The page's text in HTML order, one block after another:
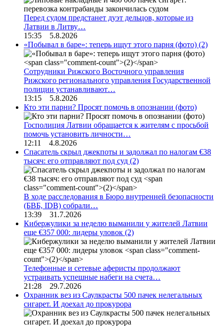
Перед судом предстанет дуэт дельцов, которые из
Латвии в Литву…
15:35 5.8.2026
«Побывал в баре»: теперь ищут этого парня (фото) (2)
Сотрудники Рижского Восточного управления
Рижского регионального управления Государственной
полиции устанавливают…
13:15 5.8.2026
Кто эти парни? Просят помочь в опознании (фото)
Госполиция Латвии обращается к жителям с просьбой
помочь установить личности…
12:11 4.8.2026
Спасатель скрыл джекпоты и задолжал по налогам €38
тысяч: его отправляют под суд (2)
В ходе расследования в Бюро внутренней безопасности
(БВБ, IDB) собрали…
13:39 31.7.2026
Кибержулики за неделю выманили у жителей Латвии
еще €357 000: лидеры уловок (2)
Телефонные и сетевые аферисты продолжают
устраивать успешные набеги на счета…
21:28 29.7.2026
Охранник вез из Саулкрасты 500 пачек нелегальных
сигарет. И доехал до прокурора